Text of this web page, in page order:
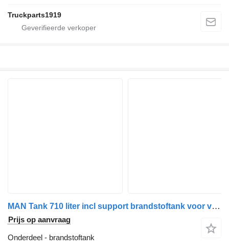
Truckparts1919
MAN Tank 710 liter incl support brandstoftank voor vrachtwagen
Prijs op aanvraag
Onderdeel - brandstoftank